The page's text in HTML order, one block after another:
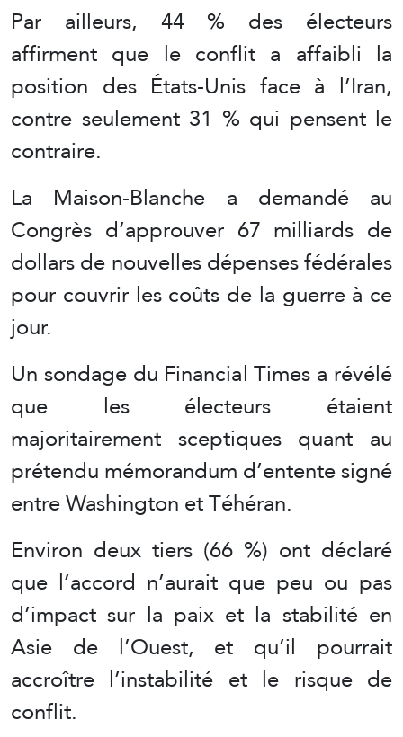
Par ailleurs, 44 % des électeurs
affirment que le conflit a affaibli la
position des États-Unis face à l’Iran,
contre seulement 31 % qui pensent le
contraire.
La Maison-Blanche a demandé au
Congrès d’approuver 67 milliards de
dollars de nouvelles dépenses fédérales
pour couvrir les coûts de la guerre à ce
jour.
Un sondage du Financial Times a révélé
que les électeurs étaient
majoritairement sceptiques quant au
prétendu mémorandum d’entente signé
entre Washington et Téhéran.
Environ deux tiers (66 %) ont déclaré
que l’accord n’aurait que peu ou pas
d’impact sur la paix et la stabilité en
Asie de l’Ouest, et qu’il pourrait
accroître l’instabilité et le risque de
conflit.